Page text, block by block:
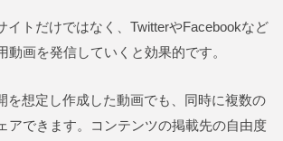
イトだけではなく、TwitterやFacebookなど
動画を発信していくと効果的です。
を想定し作成した動画でも、同時に複数の
アできます。コンテンツの掲載先の自由度